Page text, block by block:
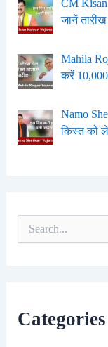
CM
जानें
Mahila
करें
Namo
किस्त को
o
Categories